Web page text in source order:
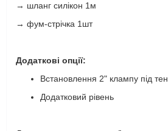
→ шланг силікон 1м
→ фум-стрічка 1шт
Додаткові опції:
Встановлення 2" клампу під тен
Додатковий рівень